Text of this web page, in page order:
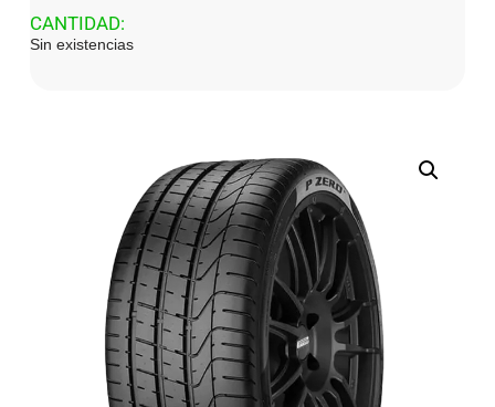
CANTIDAD:
Sin existencias